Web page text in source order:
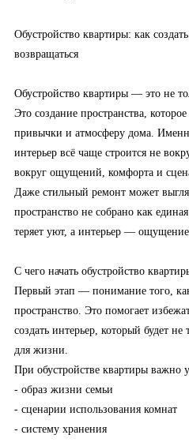
Обустройство квартиры: как
возвращаться
Обустройство квартиры — это не
Это создание пространства,
привычки и атмосферу дома.
интерьер всё чаще строится не
вокруг ощущений, комфорта и
Даже стильный ремонт может
пространство не собрано как
теряет уют, а интерьер — ощущение
С чего начать обустройство
Первый этап — понимание того,
пространство. Это помогает
создать интерьер, который будет
для жизни.
При обустройстве квартиры важно
- образ жизни семьи
- сценарии использования комнат
- систему хранения